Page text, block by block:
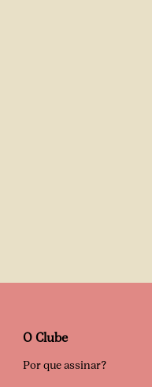
O Clube
Por que assinar?